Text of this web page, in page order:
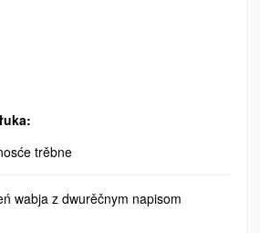
trěbne
wabja z dwurěčnym napisom